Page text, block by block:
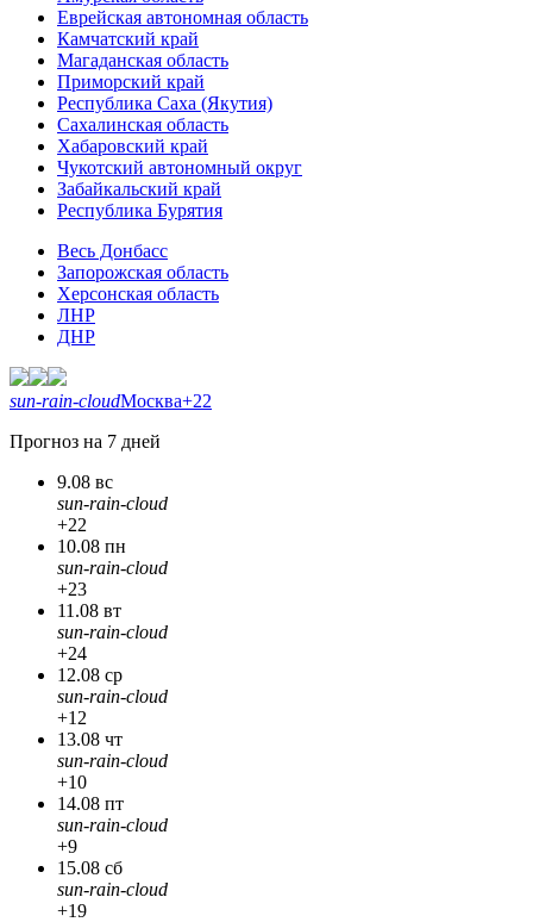
Еврейская автономная область
Камчатский край
Магаданская область
Приморский край
Республика Саха (Якутия)
Сахалинская область
Хабаровский край
Чукотский автономный округ
Забайкальский край
Республика Бурятия
Весь Донбасс
Запорожская область
Херсонская область
ЛНР
ДНР
sun-rain-cloudМосква+22
Прогноз на 7 дней
9.08 вс
sun-rain-cloud
+22
10.08 пн
sun-rain-cloud
+23
11.08 вт
sun-rain-cloud
+24
12.08 ср
sun-rain-cloud
+12
13.08 чт
sun-rain-cloud
+10
14.08 пт
sun-rain-cloud
+9
15.08 сб
sun-rain-cloud
+19